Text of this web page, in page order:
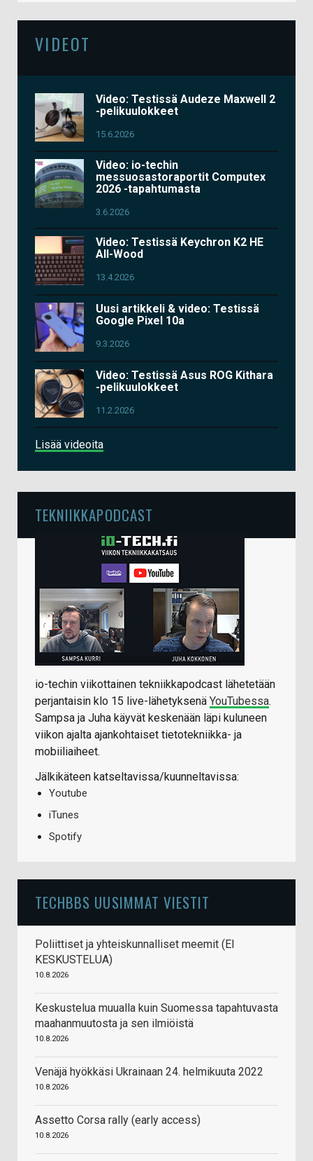
VIDEOT
Video: Testissä Audeze Maxwell 2
-pelikuulokkeet
15.6.2026
Video: io-techin
messuosastoraportit Computex
2026 -tapahtumasta
3.6.2026
Video: Testissä Keychron K2 HE
All-Wood
13.4.2026
Uusi artikkeli & video: Testissä
Google Pixel 10a
9.3.2026
Video: Testissä Asus ROG Kithara
-pelikuulokkeet
11.2.2026
Lisää videoita
TEKNIIKKAPODCAST
io-techin viikottainen tekniikkapodcast lähetetään
perjantaisin klo 15 live-lähetyksenä YouTubessa.
Sampsa ja Juha käyvät keskenään läpi kuluneen
viikon ajalta ajankohtaiset tietotekniikka- ja
mobiiliaiheet.
Jälkikäteen katseltavissa/kuunneltavissa:
Youtube
iTunes
Spotify
TECHBBS UUSIMMAT VIESTIT
Poliittiset ja yhteiskunnalliset meemit (EI
KESKUSTELUA)
10.8.2026
Keskustelua muualla kuin Suomessa tapahtuvasta
maahanmuutosta ja sen ilmiöistä
10.8.2026
Venäjä hyökkäsi Ukrainaan 24. helmikuuta 2022
10.8.2026
Assetto Corsa rally (early access)
10.8.2026